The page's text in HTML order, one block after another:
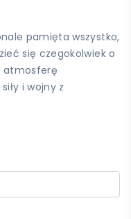
pamięta wszystko,
się czegokolwiek o
atmosferę
i wojny z